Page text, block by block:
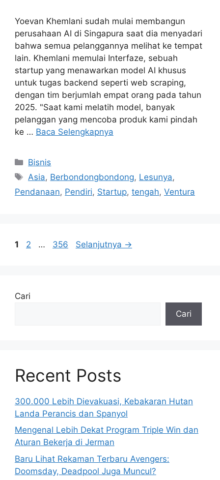
Yoevan Khemlani sudah mulai membangun
perusahaan AI di Singapura saat dia menyadari
bahwa semua pelanggannya melihat ke tempat
lain. Khemlani memulai Interfaze, sebuah
startup yang menawarkan model AI khusus
untuk tugas backend seperti web scraping,
dengan tim berjumlah empat orang pada tahun
2025. "Saat kami melatih model, banyak
pelanggan yang mencoba produk kami pindah
ke … Baca Selengkapnya
Kategori
Bisnis
Tag
Asia, Berbondongbondong, Lesunya,
Pendanaan, Pendiri, Startup, tengah, Ventura
Halaman
1 Halaman
2 … Halaman
356 Selanjutnya →
Cari
Cari
Recent Posts
300.000 Lebih Dievakuasi, Kebakaran Hutan
Landa Perancis dan Spanyol
Mengenal Lebih Dekat Program Triple Win dan
Aturan Bekerja di Jerman
Baru Lihat Rekaman Terbaru Avengers:
Doomsday, Deadpool Juga Muncul?